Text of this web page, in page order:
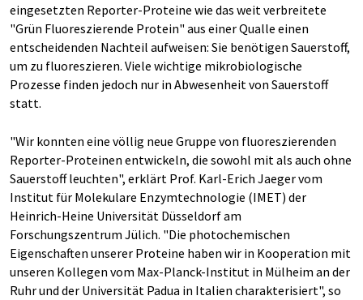
eingesetzten Reporter-Proteine wie das weit verbreitete
"Grün Fluoreszierende Protein" aus einer Qualle einen
entscheidenden Nachteil aufweisen: Sie benötigen Sauerstoff,
um zu fluoreszieren. Viele wichtige mikrobiologische
Prozesse finden jedoch nur in Abwesenheit von Sauerstoff
statt.
"Wir konnten eine völlig neue Gruppe von fluoreszierenden
Reporter-Proteinen entwickeln, die sowohl mit als auch ohne
Sauerstoff leuchten", erklärt Prof. Karl-Erich Jaeger vom
Institut für Molekulare Enzymtechnologie (IMET) der
Heinrich-Heine Universität Düsseldorf am
Forschungszentrum Jülich. "Die photochemischen
Eigenschaften unserer Proteine haben wir in Kooperation mit
unseren Kollegen vom Max-Planck-Institut in Mülheim an der
Ruhr und der Universität Padua in Italien charakterisiert", so